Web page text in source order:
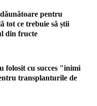
pentru
tot ce trebuie să știi
din fructe
folosit cu succes "inimi
transplanturile de